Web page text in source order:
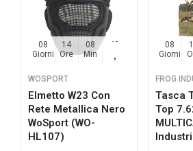
08
Giorni
14
Ore
08
Min
48
WOSPORT
Elmetto W23 Con
Rete Metallica Nero
WoSport (WO-
HL107)
08
Giorni
FROG
Tasca
Top